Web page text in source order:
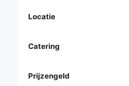
Locatie
Catering
Prijzengeld